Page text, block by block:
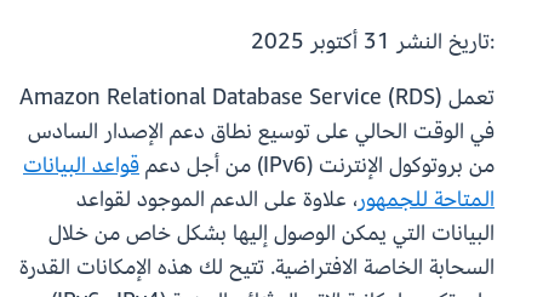
:تاريخ النشر
تعمل Amazon Relational Database Service (RDS)
في الوقت الحالي على توسيع نطاق دعم الإصدار السادس
من بروتوكول الإنترنت (IPv6) من أجل دعم
قواعد البيانات
المتاحة للجمهور، علاوة على الدعم الموجود لقواعد
البيانات التي يمكن الوصول إليها بشكل خاص من خلال
السحابة الخاصة الافتراضية. تتيح لك هذه الإمكانات القدرة